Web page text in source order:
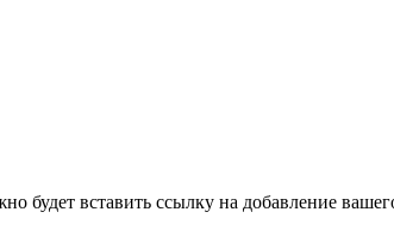
будет вставить ссылку на добавление